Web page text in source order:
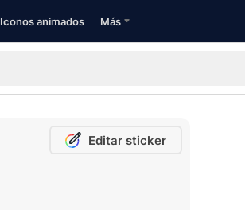
Iconos animados Más
Editar sticker